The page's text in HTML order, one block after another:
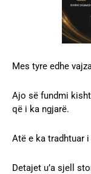
Mes tyre edhe
Ajo së fundmi
që i ka ngjarë.
Atë e ka tradhtuar
Detajet u’a sjell